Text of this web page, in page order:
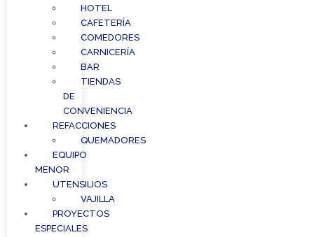
HOTEL
CAFETERÍA
COMEDORES
CARNICERÍA
BAR
TIENDAS
DE
CONVENIENCIA
REFACCIONES
QUEMADORES
EQUIPO
MENOR
UTENSILIOS
VAJILLA
PROYECTOS
ESPECIALES